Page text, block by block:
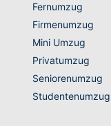
Fernumzug
Firmenumzug
Mini Umzug
Privatumzug
Seniorenumzug
Studentenumzug